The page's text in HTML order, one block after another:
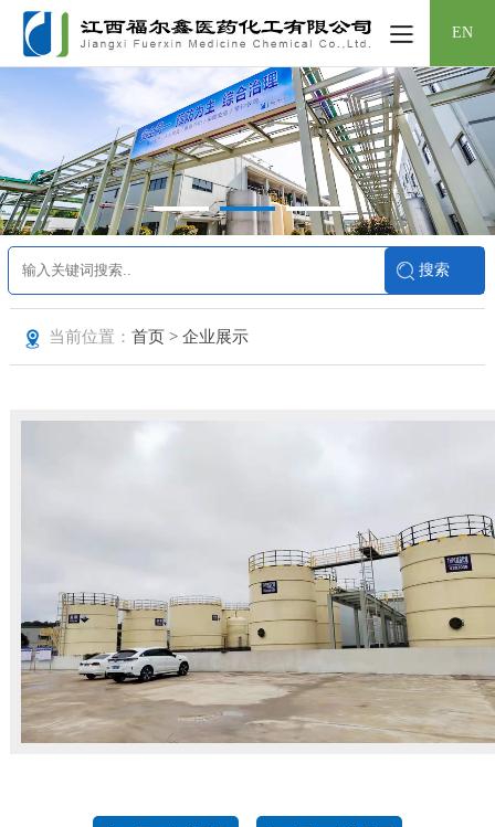
EN
当前位置： 首页 > 企业展示